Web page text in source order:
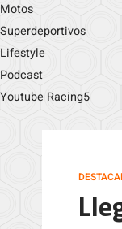
Motos
Superdeportivos
Lifestyle
Podcast
Youtube Racing5